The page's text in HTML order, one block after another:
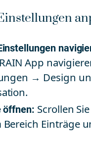
App
→ Design
öffnen: Scrollen
Bereich Einträge